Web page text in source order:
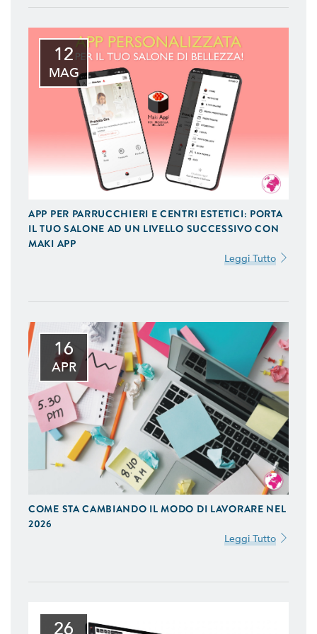
12
MAG
APP PER PARRUCCHIERI E CENTRI ESTETICI: PORTA
IL TUO SALONE AD UN LIVELLO SUCCESSIVO CON
MAKI APP
Leggi Tutto
16
APR
COME STA CAMBIANDO IL MODO DI LAVORARE NEL
2026
Leggi Tutto